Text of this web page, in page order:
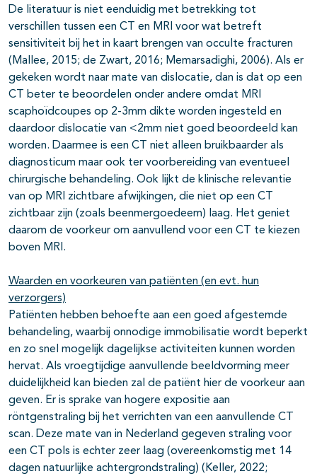
De literatuur is niet eenduidig met betrekking tot
verschillen tussen een CT en MRI voor wat betreft
sensitiviteit bij het in kaart brengen van occulte fracturen
(Mallee, 2015; de Zwart, 2016; Memarsadighi, 2006). Als er
gekeken wordt naar mate van dislocatie, dan is dat op een
CT beter te beoordelen onder andere omdat MRI
scaphoïdcoupes op 2-3mm dikte worden ingesteld en
daardoor dislocatie van <2mm niet goed beoordeeld kan
worden. Daarmee is een CT niet alleen bruikbaarder als
diagnosticum maar ook ter voorbereiding van eventueel
chirurgische behandeling. Ook lijkt de klinische relevantie
van op MRI zichtbare afwijkingen, die niet op een CT
zichtbaar zijn (zoals beenmergoedeem) laag. Het geniet
daarom de voorkeur om aanvullend voor een CT te kiezen
boven MRI.
Waarden en voorkeuren van patiënten (en evt. hun
verzorgers)
Patiënten hebben behoefte aan een goed afgestemde
behandeling, waarbij onnodige immobilisatie wordt beperkt
en zo snel mogelijk dagelijkse activiteiten kunnen worden
hervat. Als vroegtijdige aanvullende beeldvorming meer
duidelijkheid kan bieden zal de patiënt hier de voorkeur aan
geven. Er is sprake van hogere expositie aan
röntgenstraling bij het verrichten van een aanvullende CT
scan. Deze mate van in Nederland gegeven straling voor
een CT pols is echter zeer laag (overeenkomstig met 14
dagen natuurlijke achtergrondstraling) (Keller, 2022;